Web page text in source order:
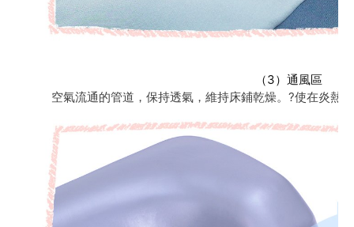
（3）通風區
空氣流通的管道，保持透氣，維持床鋪乾燥。?使在炎熱